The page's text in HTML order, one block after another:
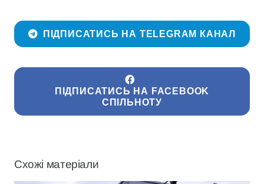
ПІДПИСАТИСЬ НА TELEGRAM КАНАЛ
ПІДПИСАТИСЬ НА FACEBOOK
СПІЛЬНОТУ
Схожі матеріали